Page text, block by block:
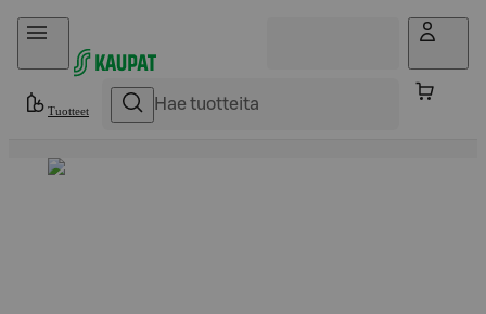
Hyppää sisältöön
Tuotteet